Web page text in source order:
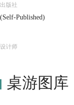
出版社
(Self-Published)
设计师
桌游图库